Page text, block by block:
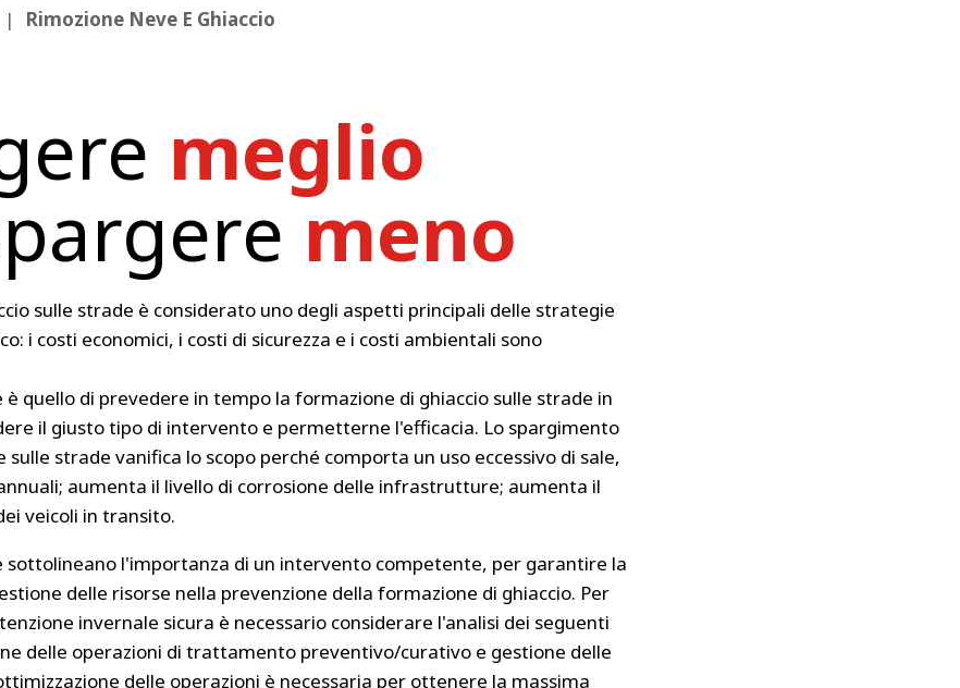
Rimozione Neve E Ghiaccio
meglio
meno
sulle strade è considerato uno degli aspetti principali delle strategie
i costi economici, i costi di sicurezza e i costi ambientali sono
quello di prevedere in tempo la formazione di ghiaccio sulle strade in
il giusto tipo di intervento e permetterne l'efficacia. Lo spargimento
sulle strade vanifica lo scopo perché comporta un uso eccessivo di sale,
aumenta il livello di corrosione delle infrastrutture; aumenta il
veicoli in transito.
sottolineano l'importanza di un intervento competente, per garantire la
delle risorse nella prevenzione della formazione di ghiaccio. Per
invernale sicura è necessario considerare l'analisi dei seguenti
delle operazioni di trattamento preventivo/curativo e gestione delle
delle operazioni è necessaria per ottenere la massima